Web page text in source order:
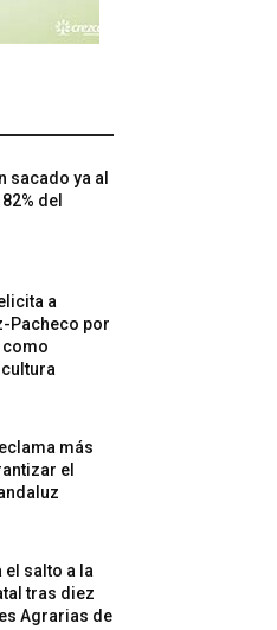
sacado ya al
del
a
Pacheco por
como
más
el
el salto a la
tras diez
Agrarias de